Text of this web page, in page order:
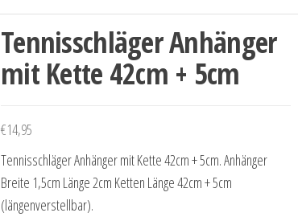
Tennisschläger Anhänger
mit Kette 42cm + 5cm
€14,95
Tennisschläger Anhänger mit Kette 42cm + 5cm. Anhänger
Breite 1,5cm Länge 2cm Ketten Länge 42cm + 5cm
(längenverstellbar).